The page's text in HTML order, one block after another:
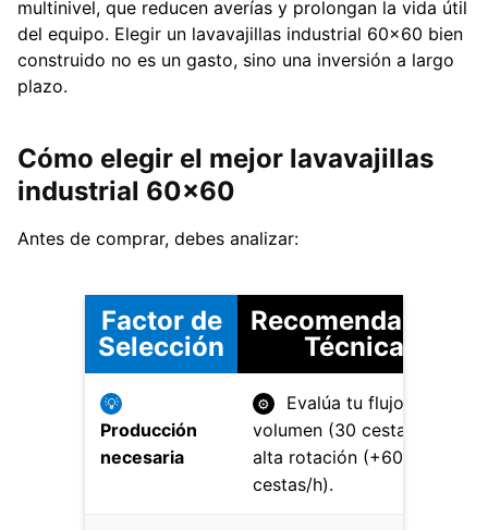
multinivel, que reducen averías y prolongan la vida útil
del equipo. Elegir un lavavajillas industrial 60×60 bien
construido no es un gasto, sino una inversión a largo
plazo.
Cómo elegir el mejor lavavajillas
industrial 60×60
Antes de comprar, debes analizar:
Factor de
Selección
Recomendación
Técnica
💡
Producción
necesaria
⚙
Evalúa tu flujo: bajo
volumen (30 cestas/h) o
alta rotación (+60
cestas/h).